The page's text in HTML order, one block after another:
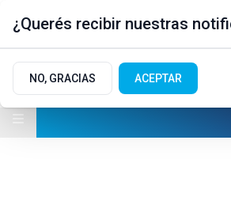
¿Querés recibir nuestras
NO, GRACIAS ACEPTAR